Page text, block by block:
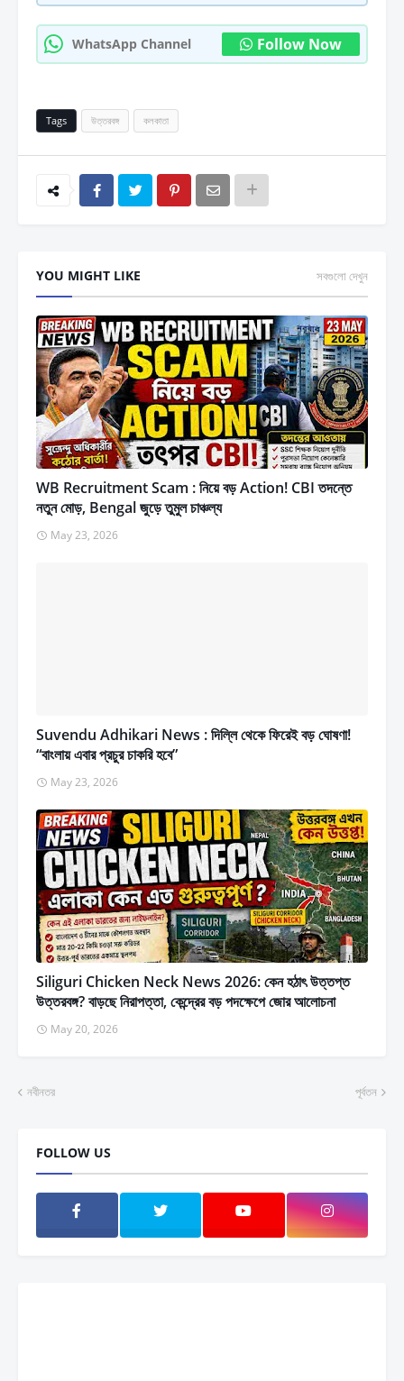
WhatsApp Channel Follow Now
Tags উত্তরবঙ্গ কলকাতা
YOU MIGHT LIKE সবগুলো দেখুন
WB Recruitment Scam : নিয়ে বড় Action! CBI তদন্তে
নতুন মোড়, Bengal জুড়ে তুমুল চাঞ্চল্য
May 23, 2026
Suvendu Adhikari News : দিল্লি থেকে ফিরেই বড় ঘোষণা!
“বাংলায় এবার প্রচুর চাকরি হবে”
May 23, 2026
Siliguri Chicken Neck News 2026: কেন হঠাৎ উত্তপ্ত
উত্তরবঙ্গ? বাড়ছে নিরাপত্তা, কেন্দ্রের বড় পদক্ষেপে জোর আলোচনা
May 20, 2026
নবীনতর পূর্বতন
FOLLOW US